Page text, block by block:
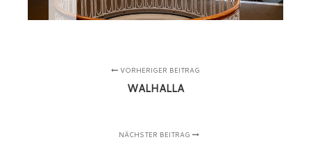
VORHERIGER BEITRAG
WALHALLA
NÄCHSTER BEITRAG